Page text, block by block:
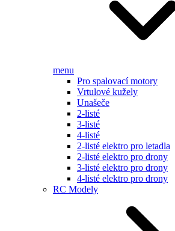
menu
Pro spalovací motory
Vrtulové kužely
Unašeče
2-listé
3-listé
4-listé
2-listé elektro pro letadla
2-listé elektro pro drony
3-listé elektro pro drony
4-listé elektro pro drony
RC Modely